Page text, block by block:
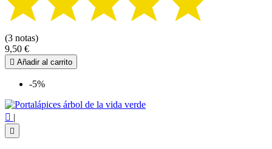
(3 notas)
9,50 €
 Añadir al carrito
-5%
 |
